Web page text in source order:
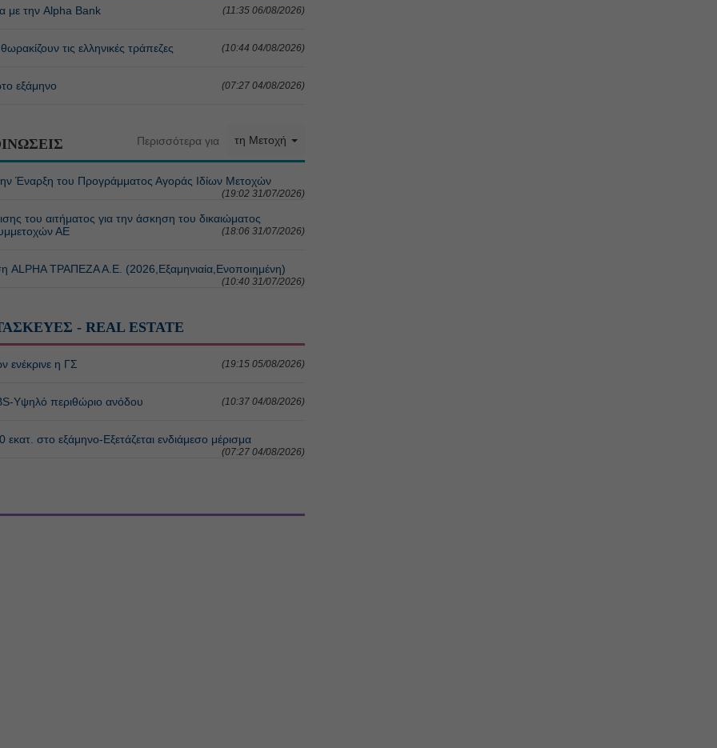
με την Alpha Bank (11:35 06/08/2026)
τις ελληνικές τράπεζες (10:44 04/08/2026)
εξάμηνο (07:27 04/08/2026)
Περισσότερα για τη Μετοχή
Έναρξη του Προγράμματος Αγοράς Ιδίων Μετοχών
(19:02 31/07/2026)
του αιτήματος για την άσκηση του δικαιώματος
ΑΕ
(18:06 31/07/2026)
ALPHA ΤΡΑΠΕΖΑ Α.Ε. (2026,Εξαμηνιαία,Ενοποιημένη)
(10:40 31/07/2026)
- REAL ESTATE
ενέκρινε η ΓΣ (19:15 05/08/2026)
Υψηλό περιθώριο ανόδου (10:37 04/08/2026)
στο εξάμηνο-Εξετάζεται ενδιάμεσο μέρισμα
(07:27 04/08/2026)